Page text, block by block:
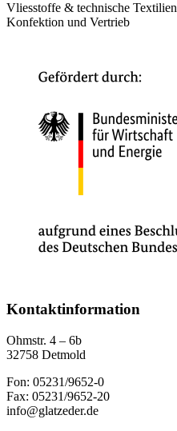
Vliesstoffe & technische Textilien
Konfektion und Vertrieb
Kontaktinformation
Ohmstr. 4 – 6b
32758 Detmold
Fon: 05231/9652-0
Fax: 05231/9652-20
info@glatzeder.de